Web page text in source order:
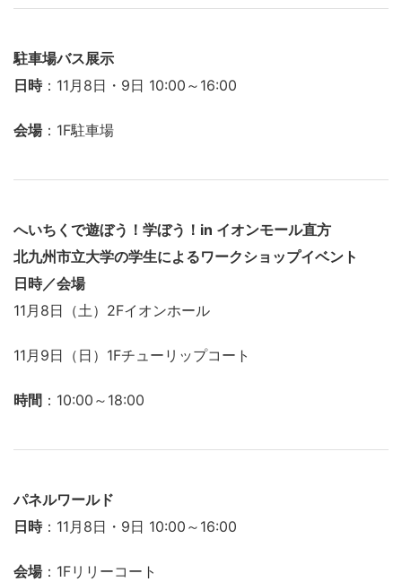
駐車場バス展示
日時：11月8日・9日 10:00～16:00
会場：1F駐車場
へいちくで遊ぼう！学ぼう！in イオンモール直方
北九州市立大学の学生によるワークショップイベント
日時／会場
11月8日（土）2Fイオンホール
11月9日（日）1Fチューリップコート
時間 ：10:00～18:00
パネルワールド
日時：11月8日・9日 10:00～16:00
会場：1Fリリーコート